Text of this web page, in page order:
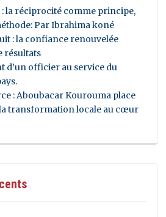
la réciprocité comme principe,
Par Ibrahima koné
: la confiance renouvelée
résultats
d’un officier au service du
: Aboubacar Kourouma place
transformation locale au cœur